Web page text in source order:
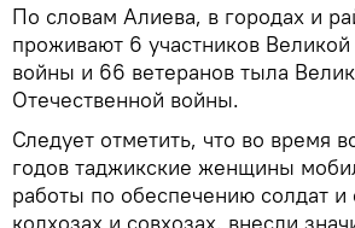
По словам Алиева, в городах и
проживают 6 участников
войны и 66 ветеранов тыла
Отечественной войны.
Следует отметить, что во время
годов таджикские женщины
работы по обеспечению солдат
колхозах и совхозах, внесли